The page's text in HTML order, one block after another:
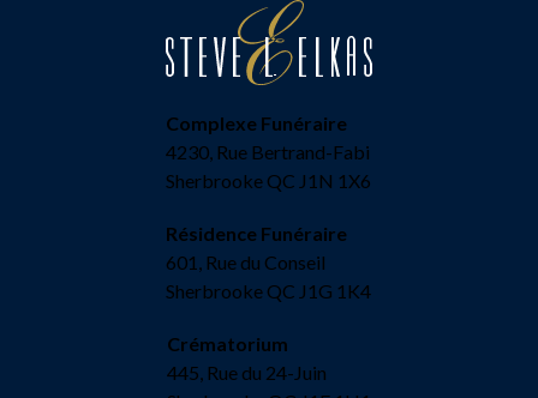
Complexe Funéraire
4230, Rue Bertrand-Fabi
Sherbrooke QC J1N 1X6
Résidence Funéraire
601, Rue du Conseil
Sherbrooke QC J1G 1K4
Crématorium
445, Rue du 24-Juin